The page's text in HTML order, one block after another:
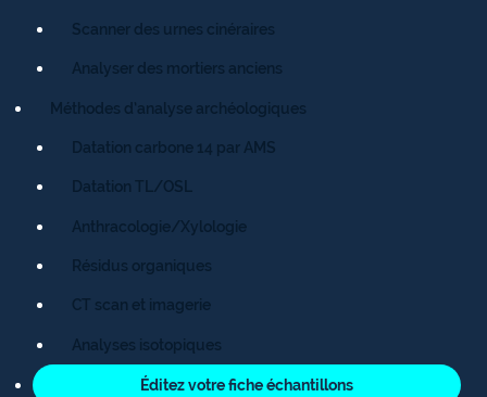
Scanner des urnes cinéraires
Analyser des mortiers anciens
Méthodes d’analyse archéologiques
Datation carbone 14 par AMS
Datation TL/OSL
Anthracologie/Xylologie
Résidus organiques
CT scan et imagerie
Analyses isotopiques
Éditez votre fiche échantillons